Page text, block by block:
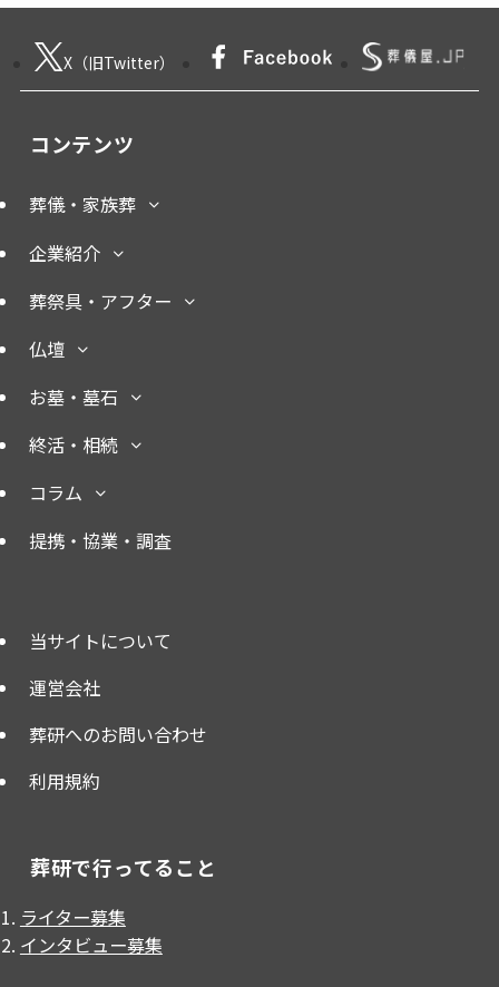
X（旧Twitter）
コンテンツ
葬儀・家族葬
企業紹介
葬祭具・アフター
仏壇
お墓・墓石
終活・相続
コラム
提携・協業・調査
当サイトについて
運営会社
葬研へのお問い合わせ
利用規約
葬研で行ってること
ライター募集
インタビュー募集